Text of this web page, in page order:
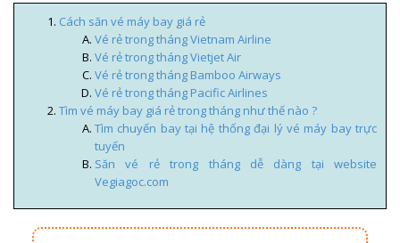
Cách săn vé máy bay giá rẻ
Vé rẻ trong tháng Vietnam Airline
Vé rẻ trong tháng Vietjet Air
Vé rẻ trong tháng Bamboo Airways
Vé rẻ trong tháng Pacific Airlines
Tìm vé máy bay giá rẻ trong tháng như thế nào ?
Tìm chuyến bay tại hệ thống đại lý vé máy bay trực
tuyến
Săn vé rẻ trong tháng dễ dàng tại website
Vegiagoc.com